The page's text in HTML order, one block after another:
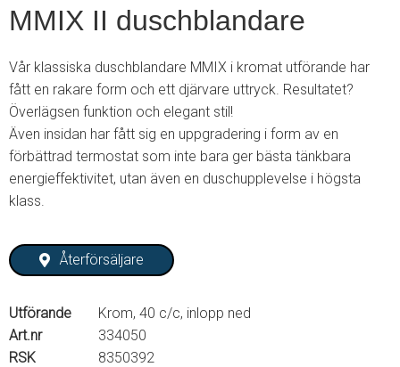
MMIX II duschblandare
Vår klassiska duschblandare MMIX i kromat utförande har
fått en rakare form och ett djärvare uttryck. Resultatet?
Överlägsen funktion och elegant stil!
Även insidan har fått sig en uppgradering i form av en
förbättrad termostat som inte bara ger bästa tänkbara
energieffektivitet, utan även en duschupplevelse i högsta
klass.
Återförsäljare
Utförande
Krom, 40 c/c, inlopp ned
Art.nr
334050
RSK
8350392